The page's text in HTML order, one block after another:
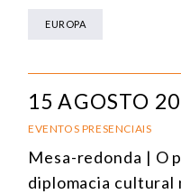
EUROPA
15 AGOSTO
EVENTOS PRESENCIAIS
Mesa-redonda | O
diplomacia cultural